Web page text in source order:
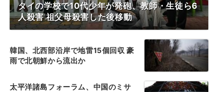
タイの学校で10代少年が発砲、教師・生徒ら6
人殺害 祖父母殺害した後移動
韓国、北西部沿岸で地雷15個回収 豪
雨で北朝鮮から流出か
太平洋諸島フォーラム、中国のミサ